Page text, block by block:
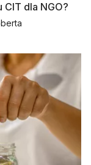
CIT dla NGO?